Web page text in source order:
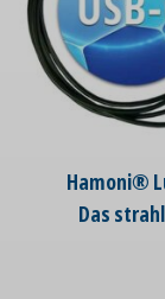
Hamoni®
Das